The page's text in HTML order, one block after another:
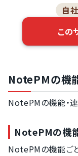
自
この
NotePMの機
NotePMの機能・
NotePMの機
NotePMの機能ご